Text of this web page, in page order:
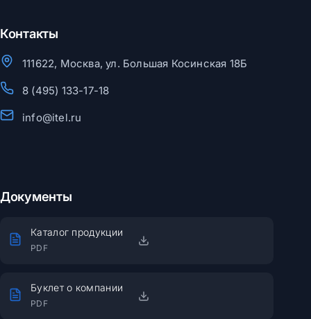
Контакты
111622, Москва, ул. Большая Косинская 18Б
8 (495) 133-17-18
info@itel.ru
Документы
Каталог продукции
PDF
Буклет о компании
PDF